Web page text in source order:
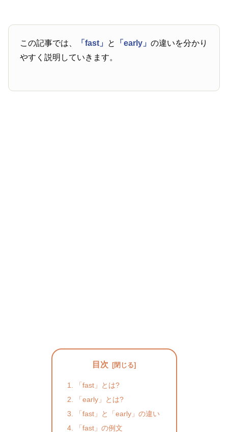
この記事では、 「fast」 と 「early」の違いを分かり
やすく説明していきます。
目次
「fast」とは?
「early」とは?
「fast」と「early」の違い
「fast」の例文